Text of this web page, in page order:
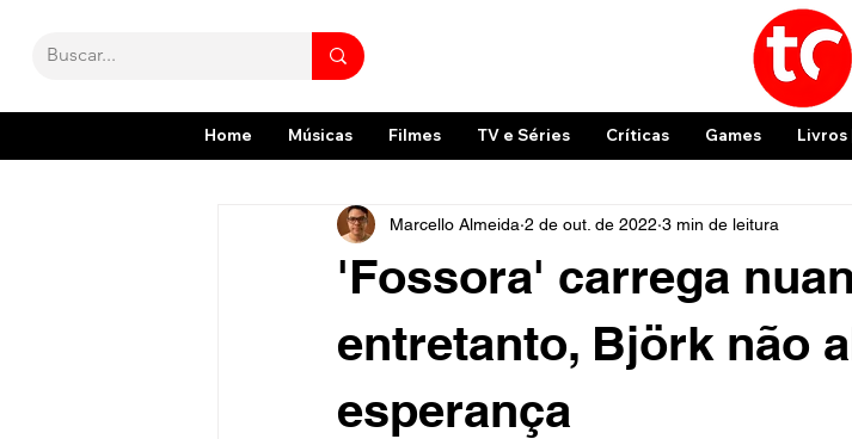
Home Músicas Filmes TV e Séries Críticas Games Livros
'Fossora' carrega
entretanto, Björk não
esperança
Marcello Almeida 2 de out. de 2022 3 min de leitura